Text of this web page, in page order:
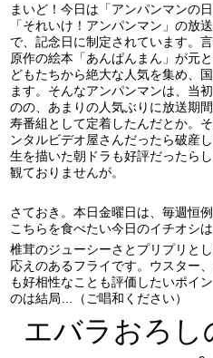
まいど！今日は「アンパンマンの
「それいけ！アンパンマン」の放
で、記念日に制定されています。
原作の絵本「あんぱんまん」が元
どもたちから絶大な人気を集め、
ます。そんなアンパンマンは、当
のの、あまりの人気ぶりに放送期
寿番組として定着したんだとか。
ンタルビデオ屋さんだったら破産
生を描いた朝ドラも好評だったら
観ておりませんが。
さておき。本日金曜日は、毎週恒
こちらを食べたい今日のイチオシ
椎茸のジューシーさとプリプリと
応えのあるフライです。ウスター
も好相性なことも評価したいポイ
のは結局…（ご唱和ください）
エバラおろ